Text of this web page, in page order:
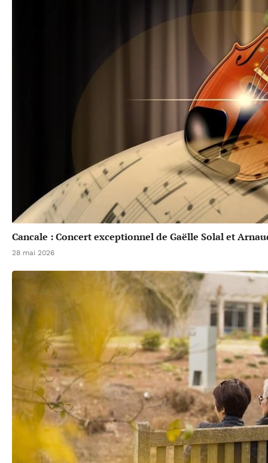
Cancale : Concert exceptionnel de Gaëlle Solal et
28 mai 2026